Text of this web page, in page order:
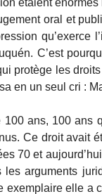
oral et
qu’exerce
C’est
protège les
en un seul cri :
ans, 100 ans
Ce droit avait
70 et
arguments
elle a